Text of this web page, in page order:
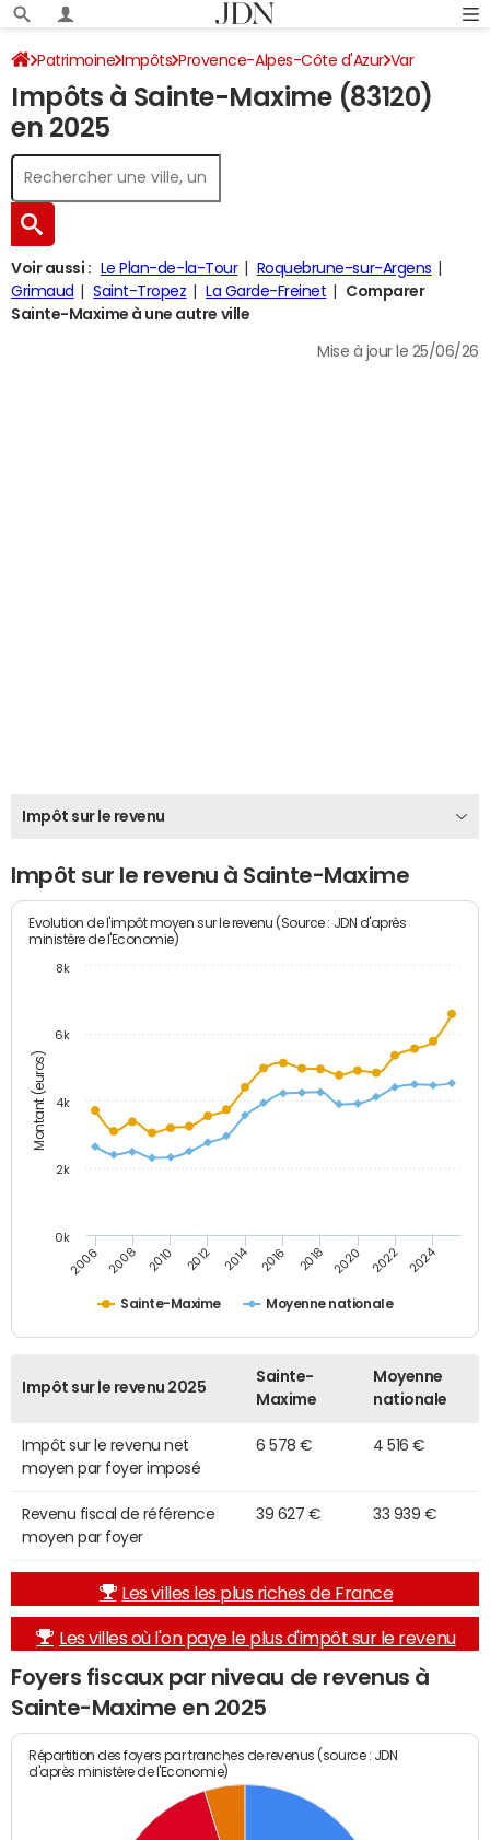
Patrimoine Impôts Provence-Alpes-Côte d'Azur Var
Sainte-Maxime Impôt sur le revenu
Impôts à Sainte-Maxime (83120)
en 2025
Voir aussi : Le Plan-de-la-Tour
Roquebrune-sur-Argens
Grimaud
Saint-Tropez La Garde-Freinet
Comparer
Sainte-Maxime à une autre ville
Mise à jour le 25/06/26
Impôt sur le revenu
Impôt sur le revenu à Sainte-Maxime
Montant (euros)
Evolution de l'impôt moyen sur le revenu (Source : JDN d'après
ministère de l'Economie)
Sainte-Maxime Moyenne nationale
2006 2008 2010 2012 2014 2016 2018 2020 2022 2024
0k
2k
4k
6k
8k
Impôt sur le revenu 2025
Sainte-
Maxime
Moyenne
nationale
Impôt sur le revenu net
moyen par foyer imposé
6 578 € 4 516 €
Revenu fiscal de référence
moyen par foyer
39 627 € 33 939 €
Les villes les plus riches de France
Les villes où l'on paye le plus d'impôt sur le revenu
Foyers fiscaux par niveau de revenus à
Sainte-Maxime en 2025
Répartition des foyers par tranches de revenus (source : JDN
d'après ministère de l'Economie)